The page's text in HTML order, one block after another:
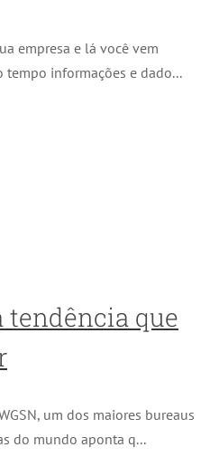
empresa e lá você vem
informações e dado...
tendência que
um dos maiores bureaus
do mundo aponta q...